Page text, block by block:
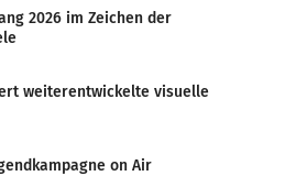
2026 im Zeichen der
weiterentwickelte visuelle
on Air